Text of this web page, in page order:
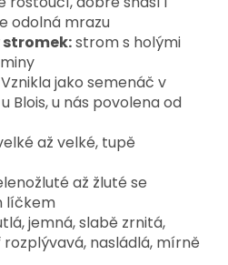
odolná mrazu
stromek:strom s holými
jako semenáč v
Blois, u nás povolena od
až velké, tupě
až žluté se
líčkem
jemná, slabě zrnitá,
nasládlá, mírně